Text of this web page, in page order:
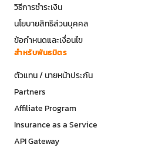
วิธีการชำระเงิน
นโยบายสิทธิส่วนบุคคล
ข้อกำหนดและเงื่อนไข
สำหรับพันธมิตร
ตัวแทน / นายหน้าประกัน
Partners
Affiliate Program
Insurance as a Service
API Gateway